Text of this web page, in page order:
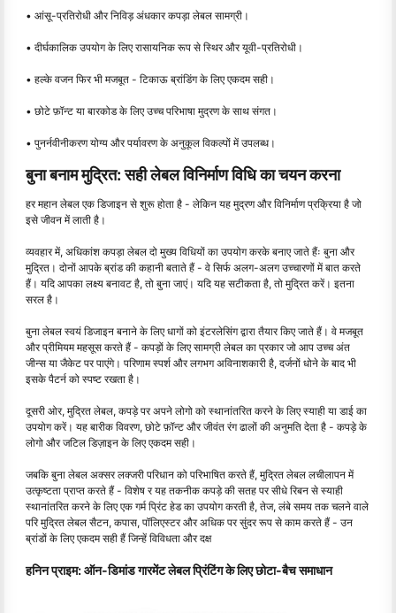
• आंसू-प्रतिरोधी और निविड़ अंधकार कपड़ा लेबल सामग्री।
• दीर्घकालिक उपयोग के लिए रासायनिक रूप से स्थिर और यूवी-प्रतिरोधी।
• हल्के वजन फिर भी मजबूत - टिकाऊ ब्रांडिंग के लिए एकदम सही।
• छोटे फ़ॉन्ट या बारकोड के लिए उच्च परिभाषा मुद्रण के साथ संगत।
• पुनर्नवीनीकरण योग्य और पर्यावरण के अनुकूल विकल्पों में उपलब्ध।
बुना बनाम मुद्रित: सही लेबल विनिर्माण विधि का चयन करना
हर महान लेबल एक डिजाइन से शुरू होता है - लेकिन यह मुद्रण और विनिर्माण प्रक्रिया है जो
इसे जीवन में लाती है।
व्यवहार में, अधिकांश कपड़ा लेबल दो मुख्य विधियों का उपयोग करके बनाए जाते हैंः बुना और
मुद्रित। दोनों आपके ब्रांड की कहानी बताते हैं - वे सिर्फ अलग-अलग उच्चारणों में बात करते
हैं। यदि आपका लक्ष्य बनावट है, तो बुना जाएं। यदि यह सटीकता है, तो मुद्रित करें। इतना
सरल है।
बुना लेबल स्वयं डिजाइन बनाने के लिए धागों को इंटरलेसिंग द्वारा तैयार किए जाते हैं। वे मजबूत
और प्रीमियम महसूस करते हैं - कपड़ों के लिए सामग्री लेबल का प्रकार जो आप उच्च अंत
जीन्स या जैकेट पर पाएंगे। परिणाम स्पर्श और लगभग अविनाशकारी है, दर्जनों धोने के बाद भी
इसके पैटर्न को स्पष्ट रखता है।
दूसरी ओर, मुद्रित लेबल, कपड़े पर अपने लोगो को स्थानांतरित करने के लिए स्याही या डाई का
उपयोग करें। यह बारीक विवरण, छोटे फ़ॉन्ट और जीवंत रंग ढालों की अनुमति देता है - कपड़े के
लोगो और जटिल डिज़ाइन के लिए एकदम सही।
जबकि बुना लेबल अक्सर लक्जरी परिधान को परिभाषित करते हैं, मुद्रित लेबल लचीलापन में
उत्कृष्टता प्राप्त करते हैं - विशेष र यह तकनीक कपड़े की सतह पर सीधे रिबन से स्याही
स्थानांतरित करने के लिए एक गर्म प्रिंट हेड का उपयोग करती है, तेज, लंबे समय तक चलने वाले
परि मुद्रित लेबल सैटन, कपास, पॉलिएस्टर और अधिक पर सुंदर रूप से काम करते हैं - उन
ब्रांडों के लिए एकदम सही हैं जिन्हें विविधता और दक्ष
हनिन प्राइम: ऑन-डिमांड गारमेंट लेबल प्रिंटिंग के लिए छोटा-बैच समाधान